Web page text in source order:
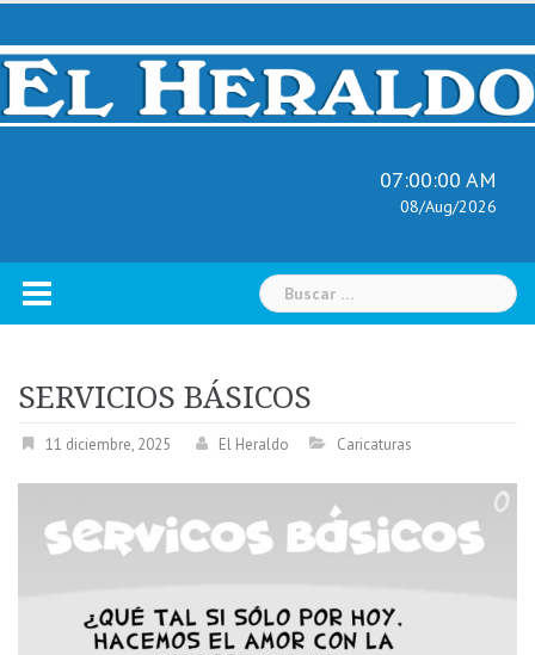
Skip
content
07:00:01 AM
08/Aug/2026
Buscar:
SERVICIOS BÁSICOS
11 diciembre, 2025 El Heraldo Caricaturas